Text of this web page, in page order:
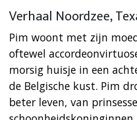
Verhaal Noordzee,
Pim woont met zijn
oftewel
morsig huisje in een
de Belgische kust. Pim
beter leven, van